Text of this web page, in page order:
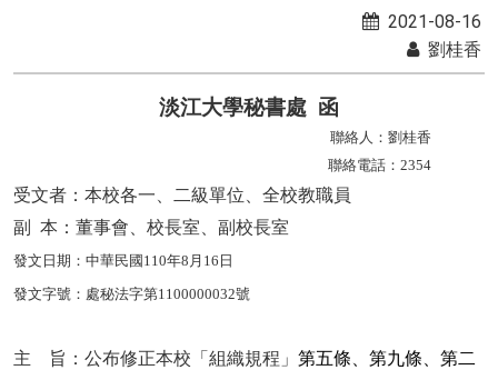
2021-08-16
劉桂香
淡江大學秘書處 函
聯絡人：劉桂香
聯絡電話： 2354
受文者：本校各一、二級單位 、全校教職員
副
本：董事會、校長室、副校長室
發文日期：中華民國 110年8 月 16 日
發文字號：處秘法字第1100000032號
主 旨：公布修正本校「組織規程」第五條、第九條、第二